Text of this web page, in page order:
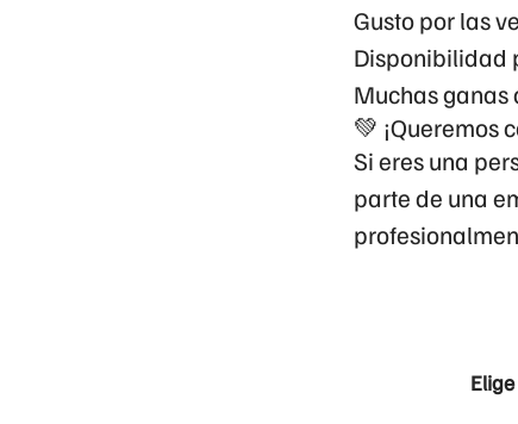
Gusto por las
Disponibilidad
Muchas ganas
💚 ¡Queremos
Si eres una
parte de una